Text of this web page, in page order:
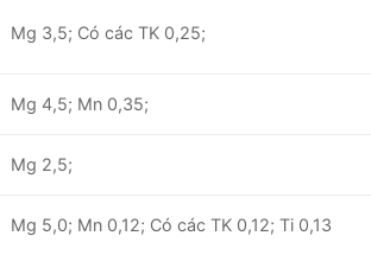
Mg 3,5; Có các TK 0,25;
Mg 4,5; Mn 0,35;
Mg 2,5;
Mg 5,0; Mn 0,12; Có các TK 0,12; Ti 0,13